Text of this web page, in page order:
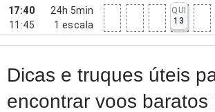
17:40
11:45
24h 5min
1 escala
QUI
13
Dicas e truques úteis
encontrar voos baratos